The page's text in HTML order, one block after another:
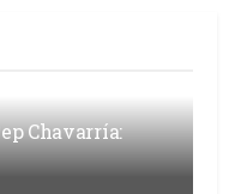
Chavarría: